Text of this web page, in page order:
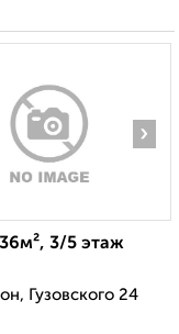
›
3/5 этаж
Гузовского 24